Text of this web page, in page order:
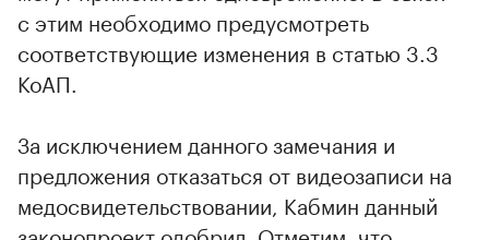
с этим необходимо предусмотреть
соответствующие изменения в статью 3.3
КоАП.
За исключением данного замечания и
предложения отказаться от видеозаписи на
медосвидетельствовании, Кабмин данный